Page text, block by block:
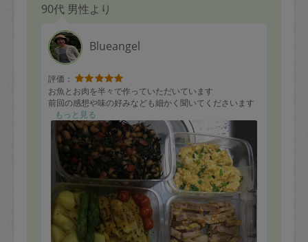
90代 男性より
Blueangel
評価：
お魚とお肉を半々で作っていただいています
前回の感想や味の好みなども細かく聞いてくださいます
もっと見る